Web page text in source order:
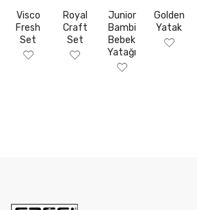
Visco
Fresh
Set
Royal
Craft
Set
Junior
Bambi
Bebek
Yatağı
Golden
Yatak